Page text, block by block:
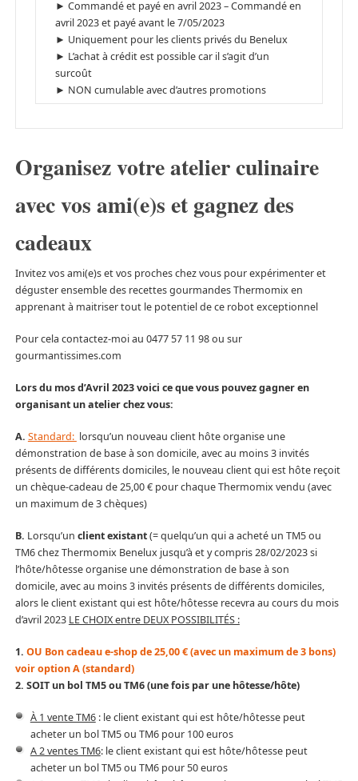
► Commandé et payé en avril 2023 – Commandé en
avril 2023 et payé avant le 7/05/2023
► Uniquement pour les clients privés du Benelux
► L’achat à crédit est possible car il s’agit d’un
surcoût
► NON cumulable avec d’autres promotions
Organisez votre atelier culinaire
avec vos ami(e)s et gagnez des
cadeaux
Invitez vos ami(e)s et vos proches chez vous pour expérimenter et
déguster ensemble des recettes gourmandes Thermomix en
apprenant à maitriser tout le potentiel de ce robot exceptionnel
Pour cela contactez-moi au 0477 57 11 98 ou sur
gourmantissimes.com
Lors du mos d’Avril 2023 voici ce que vous pouvez gagner en
organisant un atelier chez vous:
A. Standard: lorsqu’un nouveau client hôte organise une
démonstration de base à son domicile, avec au moins 3 invités
présents de différents domiciles, le nouveau client qui est hôte reçoit
un chèque-cadeau de 25,00 € pour chaque Thermomix vendu (avec
un maximum de 3 chèques)
B. Lorsqu’un client existant(= quelqu’un qui a acheté un TM5 ou
TM6 chez Thermomix Benelux jusqu’à et y compris 28/02/2023 si
l’hôte/hôtesse organise une démonstration de base à son
domicile, avec au moins 3 invités présents de différents domiciles,
alors le client existant qui est hôte/hôtesse recevra au cours du mois
d’avril 2023 LE CHOIX entre DEUX POSSIBILITÉS :
1. OU Bon cadeau e-shop de 25,00 € (avec un maximum de 3 bons)
voir option A (standard)
2. SOIT un bol TM5 ou TM6 (une fois par une hôtesse/hôte)
À 1 vente TM6: le client existant qui est hôte/hôtesse peut
acheter un bol TM5 ou TM6 pour 100 euros
A 2 ventes TM6: le client existant qui est hôte/hôtesse peut
acheter un bol TM5 ou TM6 pour 50 euros